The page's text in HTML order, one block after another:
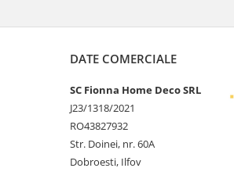
DATE COMERCIALE
SC Fionna Home Deco SRL
J23/1318/2021
RO43827932
Str. Doinei, nr. 60A
Dobroesti, Ilfov